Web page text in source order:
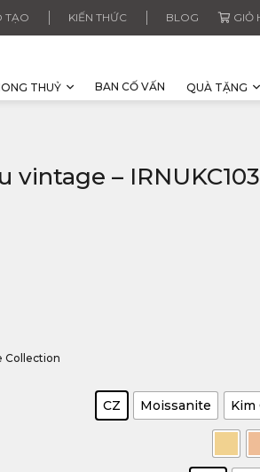
TẠO KIẾN THỨC BLOG GIỎ
THUỶ BAN CỐ VẤN QUÀ TẶNG
vintage – IRNUKC103
Collection
CZ Moissanite Kim